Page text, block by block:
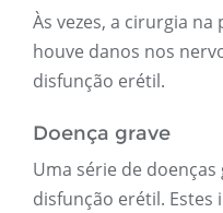
Às vezes, a cirurgia
houve danos nos
disfunção erétil.
Doença grave
Uma série de
disfunção erétil. Estes